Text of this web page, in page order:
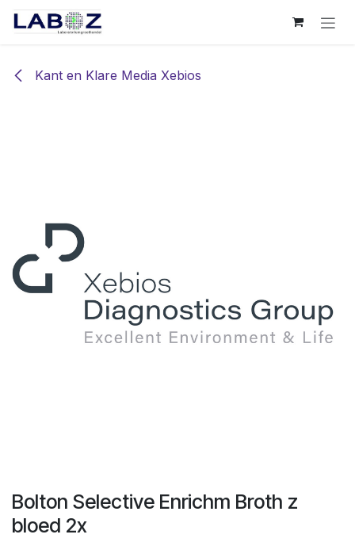
Overslaan naar inhoud
Kant en Klare Media Xebios
Bolton Selective Enrichm Broth z
bloed 2x